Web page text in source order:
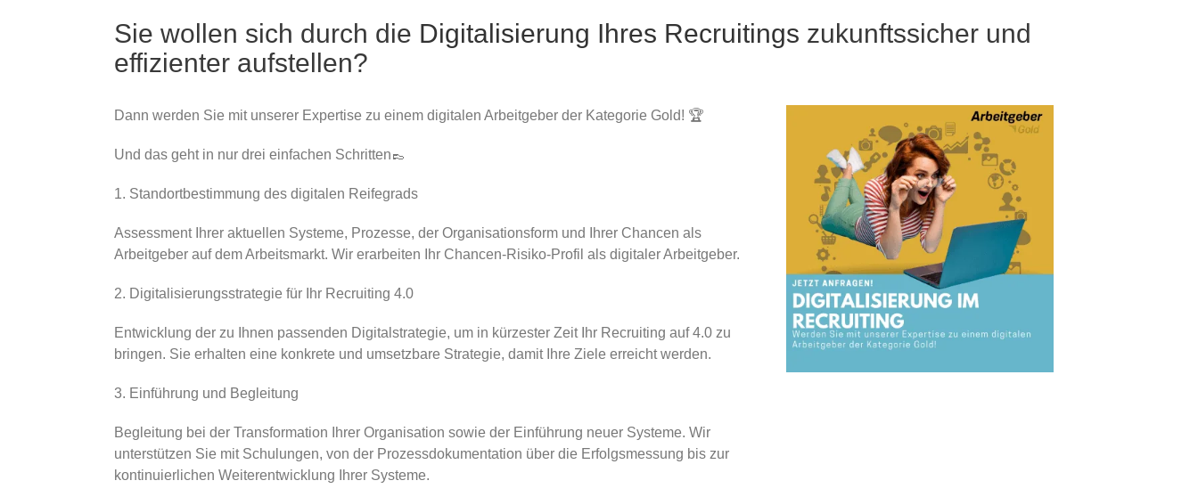
Sie wollen sich durch die Digitalisierung Ihres Recruitings zukunftssicher und
effizienter aufstellen?
Dann werden Sie mit unserer Expertise zu einem digitalen Arbeitgeber der Kategorie Gold! 🏆
Und das geht in nur drei einfachen Schritten👞
1. Standortbestimmung des digitalen Reifegrads
Assessment Ihrer aktuellen Systeme, Prozesse, der Organisationsform und Ihrer Chancen als
Arbeitgeber auf dem Arbeitsmarkt. Wir erarbeiten Ihr Chancen-Risiko-Profil als digitaler Arbeitgeber.
2. Digitalisierungsstrategie für Ihr Recruiting 4.0
Entwicklung der zu Ihnen passenden Digitalstrategie, um in kürzester Zeit Ihr Recruiting auf 4.0 zu
bringen. Sie erhalten eine konkrete und umsetzbare Strategie, damit Ihre Ziele erreicht werden.
3. Einführung und Begleitung
Begleitung bei der Transformation Ihrer Organisation sowie der Einführung neuer Systeme. Wir
unterstützen Sie mit Schulungen, von der Prozessdokumentation über die Erfolgsmessung bis zur
kontinuierlichen Weiterentwicklung Ihrer Systeme.